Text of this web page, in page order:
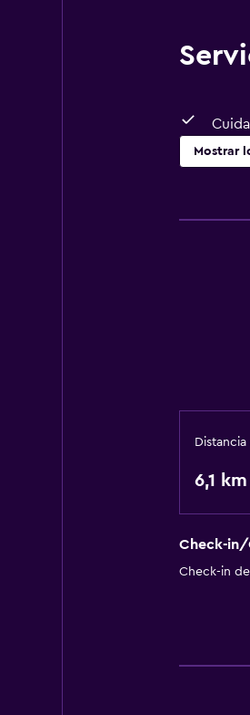
Mostrar
Caja fuerte
6,1 km
Check-
Check-in